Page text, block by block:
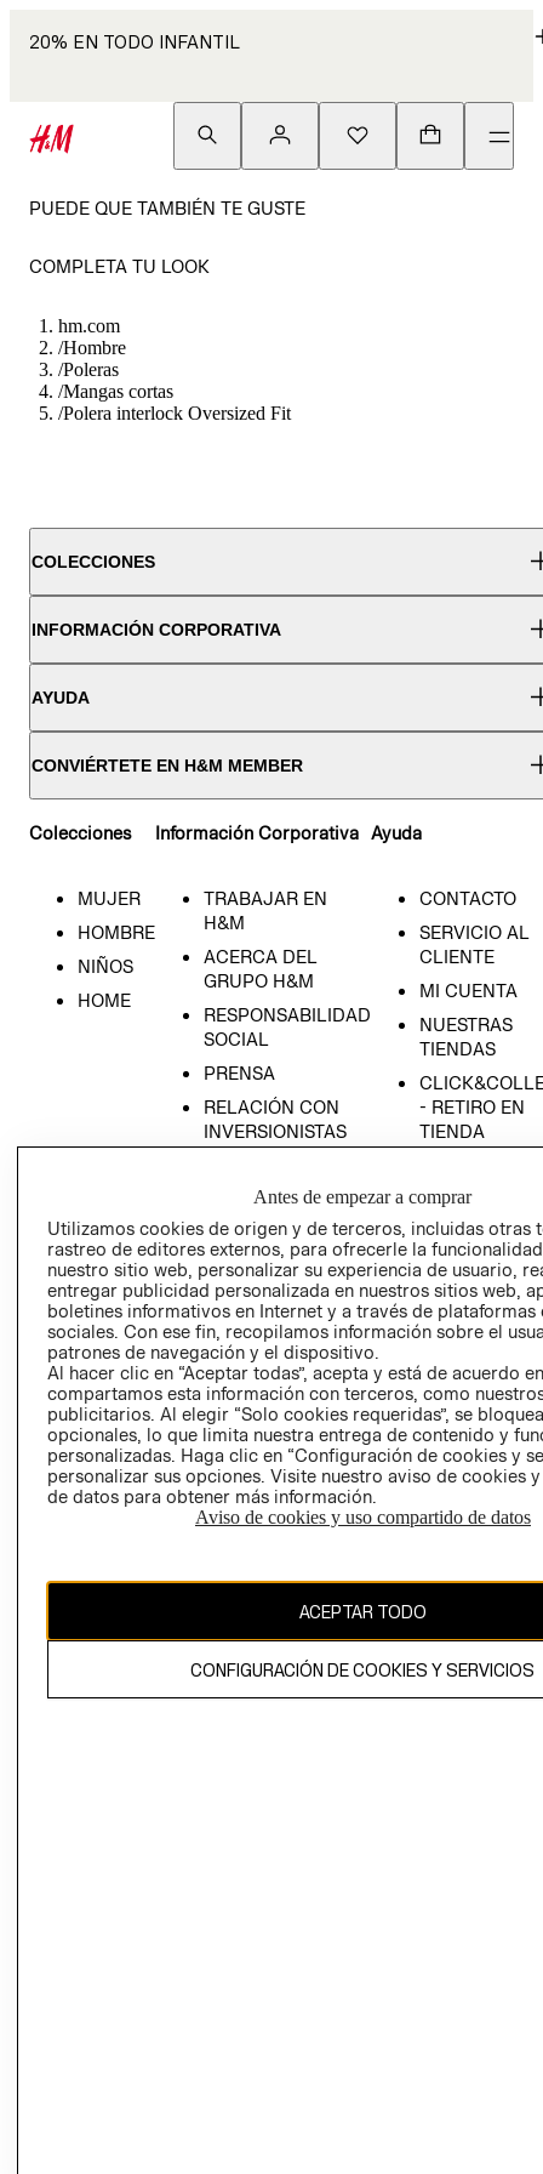
20% EN TODO INFANTIL
PUEDE QUE TAMBIÉN TE GUSTE
COMPLETA TU LOOK
hm.com
/Hombre
/Poleras
/Mangas cortas
/Polera interlock Oversized Fit
COLECCIONES
INFORMACIÓN CORPORATIVA
AYUDA
CONVIÉRTETE EN H&M MEMBER
Colecciones
MUJER
HOMBRE
NIÑOS
HOME
Información Corporativa
TRABAJAR EN
H&M
ACERCA DEL
GRUPO H&M
RESPONSABILIDAD
SOCIAL
PRENSA
RELACIÓN CON
INVERSIONISTAS
EMPRESARIAL
Ayuda
CONTACTO
SERVICIO AL
CLIENTE
MI CUENTA
NUESTRAS
TIENDAS
- RETIRO EN
TIENDA
CONDICIONES
AVISO DE
PRIVACIDAD
GIFT CARD
AVISO DE
COOKIES
Chile ($)
El contenido de esta página web está protegido por copyright y es
propiedad de H&M Hennes & Mauritz AB.
Antes de empezar a comprar
Utilizamos cookies de origen y de terceros, incluidas otras
rastreo de editores externos, para ofrecerle la
nuestro sitio web, personalizar su experiencia de usuario,
entregar publicidad personalizada en nuestros sitios web,
boletines informativos en Internet y a través de plataformas
sociales. Con ese fin, recopilamos información sobre el
patrones de navegación y el dispositivo.
Al hacer clic en “Aceptar todas”, acepta y está de acuerdo
compartamos esta información con terceros, como
publicitarios. Al elegir “Solo cookies requeridas”, se
opcionales, lo que limita nuestra entrega de contenido y
personalizadas. Haga clic en “Configuración de cookies y
personalizar sus opciones. Visite nuestro aviso de cookies
de datos para obtener más información.
Aviso de cookies y uso compartido de datos
ACEPTAR TODO
CONFIGURACIÓN DE COOKIES Y SERVICIOS